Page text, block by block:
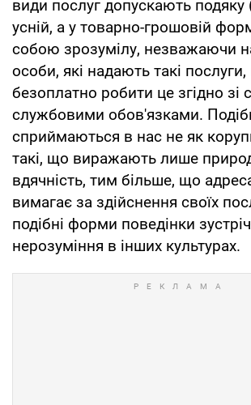
види послуг допускають
усній, а у товарно-грошовій
собою зрозумілу, незважаючи
особи, які надають такі послуги,
безоплатно робити це згідно зі
службовими обов'язками.
сприймаються в нас не як
такі, що виражають лише
вдячність, тим більше, що
вимагає за здійснення своїх
подібні форми поведінки
нерозуміння в інших культурах.